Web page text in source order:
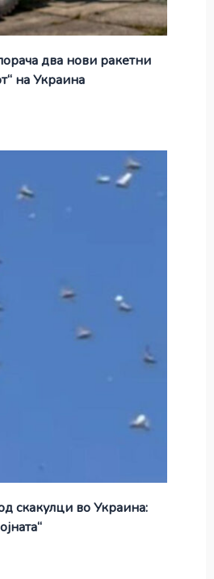
два нови ракетни
на Украина
скакулци во Украина: